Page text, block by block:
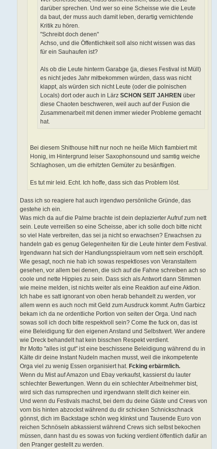
darüber sprechen. Und wer so eine Scheisse wie die Leute
da baut, der muss auch damit leben, derartig vernichtende
Kritik zu hören.
"Schreibt doch denen"
Achso, und die Öffentlichkeit soll also nicht wissen was das
für ein Sauhaufen ist?
Als ob die Leute hinterm Garabge (ja, dieses Festival ist Müll)
es nicht jedes Jahr mitbekommen würden, dass was nicht
klappt, als würden sich nicht Leute (oder die polnischen
Locals) dort oder auch in Lärz SCHON SEIT JAHREN über
diese Chaoten beschweren, weil auch auf der Fusion die
Zusammenarbeit mit denen immer wieder Probleme gemacht
hat.
Bei diesem Shithouse hilft nur noch ne heiße Milch flambiert mit
Honig, im Hintergrund leiser Saxophonsound und samtig weiche
Schlaghosen, um die erhitzten Gemüter zu besänftigen.
Es tut mir leid. Echt. Ich hoffe, dass sich das Problem löst.
Dass ich so reagiere hat auch irgendwo persönliche Gründe, das
gestehe ich ein.
Was mich da auf die Palme brachte ist dein deplazierter Aufruf zum nett
sein. Leute verreißen so eine Scheisse, aber ich solle doch bitte nicht
so viel Hate verbreiten, das sei ja nicht so erwachsen? Erwachsen zu
handeln gab es genug Gelegenheiten für die Leute hinter dem Festival.
Irgendwann hat sich der Handlungsspielraum vom nett sein erschöpft.
Wie gesagt, noch nie hab ich sowas respektloses von Veranstaltern
gesehen, vor allem bei denen, die sich auf die Fahne schreiben ach so
coole und nette Hippies zu sein. Dass sich als Antwort dann Stimmen
wie meine melden, ist nichts weiter als eine Reaktion auf eine Aktion.
Ich habe es satt ignorant von oben herab behandelt zu werden, vor
allem wenn es auch noch mit Geld zum Ausdruck kommt. Aufm Garbicz
bekam ich da ne ordentliche Portion von seiten der Orga. Und nach
sowas soll ich doch bitte respektvoll sein? Come the fuck on, das ist
eine Beleidigung für den eigenen Anstand und Selbstwert. Wer andere
wie Dreck behandelt hat kein bisschen Respekt verdient.
Ihr Motto "alles ist gut" ist eine beschissene Beleidigung während du in
Kälte dir deine Instant Nudeln machen musst, weil die inkompetente
Orga viel zu wenig Essen organisiert hat. Fcking erbärmlich.
Wenn du Mist auf Amazon und Ebay verkaufst, kassierst du lauter
schlechter Bewertungen. Wenn du ein schlechter Arbeitnehmer bist,
wird sich das rumsprechen und irgendwann stellt dich keiner ein.
Und wenn du Festivals machst, bei dem du deine Gäste und Crews von
vorn bis hinten abzockst während du dir schicken Schnickschnack
gönnst, dich im Backstage schön weg klinkst und Tausende Euro von
reichen Schnöseln abkassierst während Crews sich selbst bekochen
müssen, dann hast du es sowas von fucking verdient öffentlich dafür an
den Pranger gestellt zu werden.